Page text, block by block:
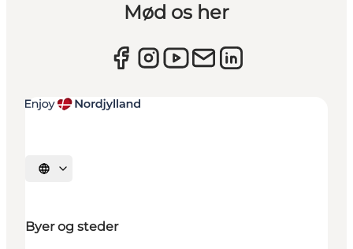
Mød os her
Vælg sprog
Byer og steder